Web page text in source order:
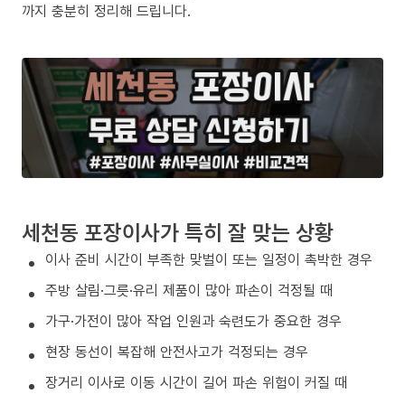
까지 충분히 정리해 드립니다.
세천동 포장이사가 특히 잘 맞는 상황
이사 준비 시간이 부족한 맞벌이 또는 일정이 촉박한 경우
주방 살림·그릇·유리 제품이 많아 파손이 걱정될 때
가구·가전이 많아 작업 인원과 숙련도가 중요한 경우
현장 동선이 복잡해 안전사고가 걱정되는 경우
장거리 이사로 이동 시간이 길어 파손 위험이 커질 때